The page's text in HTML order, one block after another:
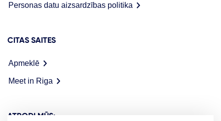
Personas datu aizsardzības politika
CITAS SAITES
Apmeklē
Meet in Riga
ATRODI MŪS: